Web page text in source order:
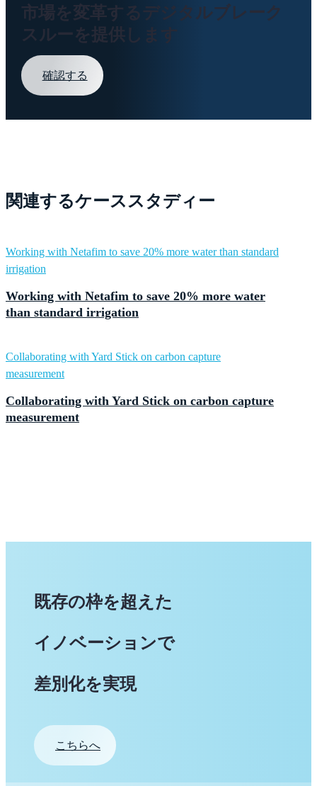
市場を変革するデジタルブレーク
スルーを提供します
確認する
関連するケーススタディー
Working with Netafim to save 20% more water than standard
irrigation
Working with Netafim to save 20% more water
than standard irrigation
Collaborating with Yard Stick on carbon capture
measurement
Collaborating with Yard Stick on carbon capture
measurement
既存の枠を超えた
イノベーションで
差別化を実現
こちらへ